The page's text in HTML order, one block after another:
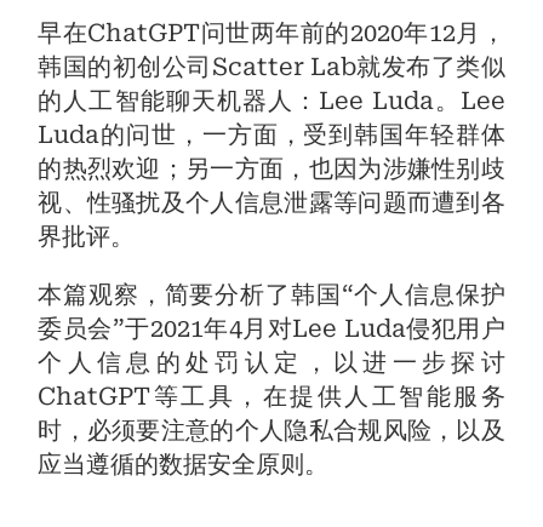
早在ChatGPT问世两年前的2020年12月，
韩国的初创公司Scatter Lab就发布了类似
的人工智能聊天机器人：Lee Luda。Lee
Luda的问世，一方面，受到韩国年轻群体
的热烈欢迎；另一方面，也因为涉嫌性别歧
视、性骚扰及个人信息泄露等问题而遭到各
界批评。
本篇观察，简要分析了韩国“个人信息保护
委员会”于2021年4月对Lee Luda侵犯用户
个人信息的处罚认定，以进一步探讨
ChatGPT等工具，在提供人工智能服务
时，必须要注意的个人隐私合规风险，以及
应当遵循的数据安全原则。